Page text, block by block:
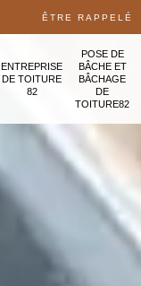
ÊTRE RAPPELÉ
ENTREPRISE
DE TOITURE
82
POSE DE
BÂCHE ET
BÂCHAGE
DE
TOITURE82